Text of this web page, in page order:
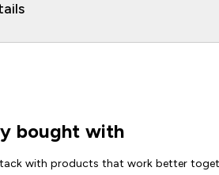
bought with
with products that work better